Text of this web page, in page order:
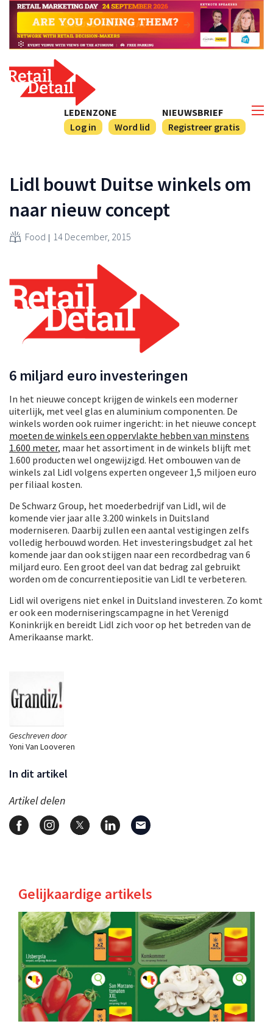
NIEUWSBRIEF
Registreer gratis
LEDENZONE
Log in
Word lid
Geschreven door
Yoni Van Looveren
In dit artikel
Artikel delen
Lidl bouwt Duitse winkels om
naar nieuw concept
Food 14 December, 2015
6 miljard euro investeringen
In het nieuwe concept krijgen de winkels een moderner
uiterlijk, met veel glas en aluminium componenten. De
winkels worden ook ruimer ingericht: in het nieuwe concept
moeten de winkels een oppervlakte hebben van minstens
1.600 meter, maar het assortiment in de winkels blijft met
1.600 producten wel ongewijzigd. Het ombouwen van de
winkels zal Lidl volgens experten ongeveer 1,5 miljoen euro
per filiaal kosten.
De Schwarz Group, het moederbedrijf van Lidl, wil de
komende vier jaar alle 3.200 winkels in Duitsland
moderniseren. Daarbij zullen een aantal vestigingen zelfs
volledig herbouwd worden. Het investeringsbudget zal het
komende jaar dan ook stijgen naar een recordbedrag van 6
miljard euro. Een groot deel van dat bedrag zal gebruikt
worden om de concurrentiepositie van Lidl te verbeteren.
Lidl wil overigens niet enkel in Duitsland investeren. Zo komt
er ook een moderniseringscampagne in het Verenigd
Koninkrijk en bereidt Lidl zich voor op het betreden van de
Amerikaanse markt.
Gelijkaardige artikels